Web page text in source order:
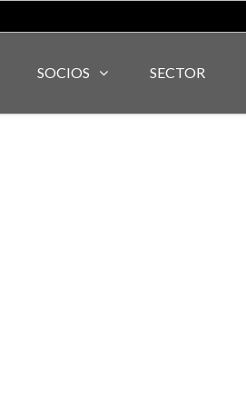
SOCIOS SECTOR